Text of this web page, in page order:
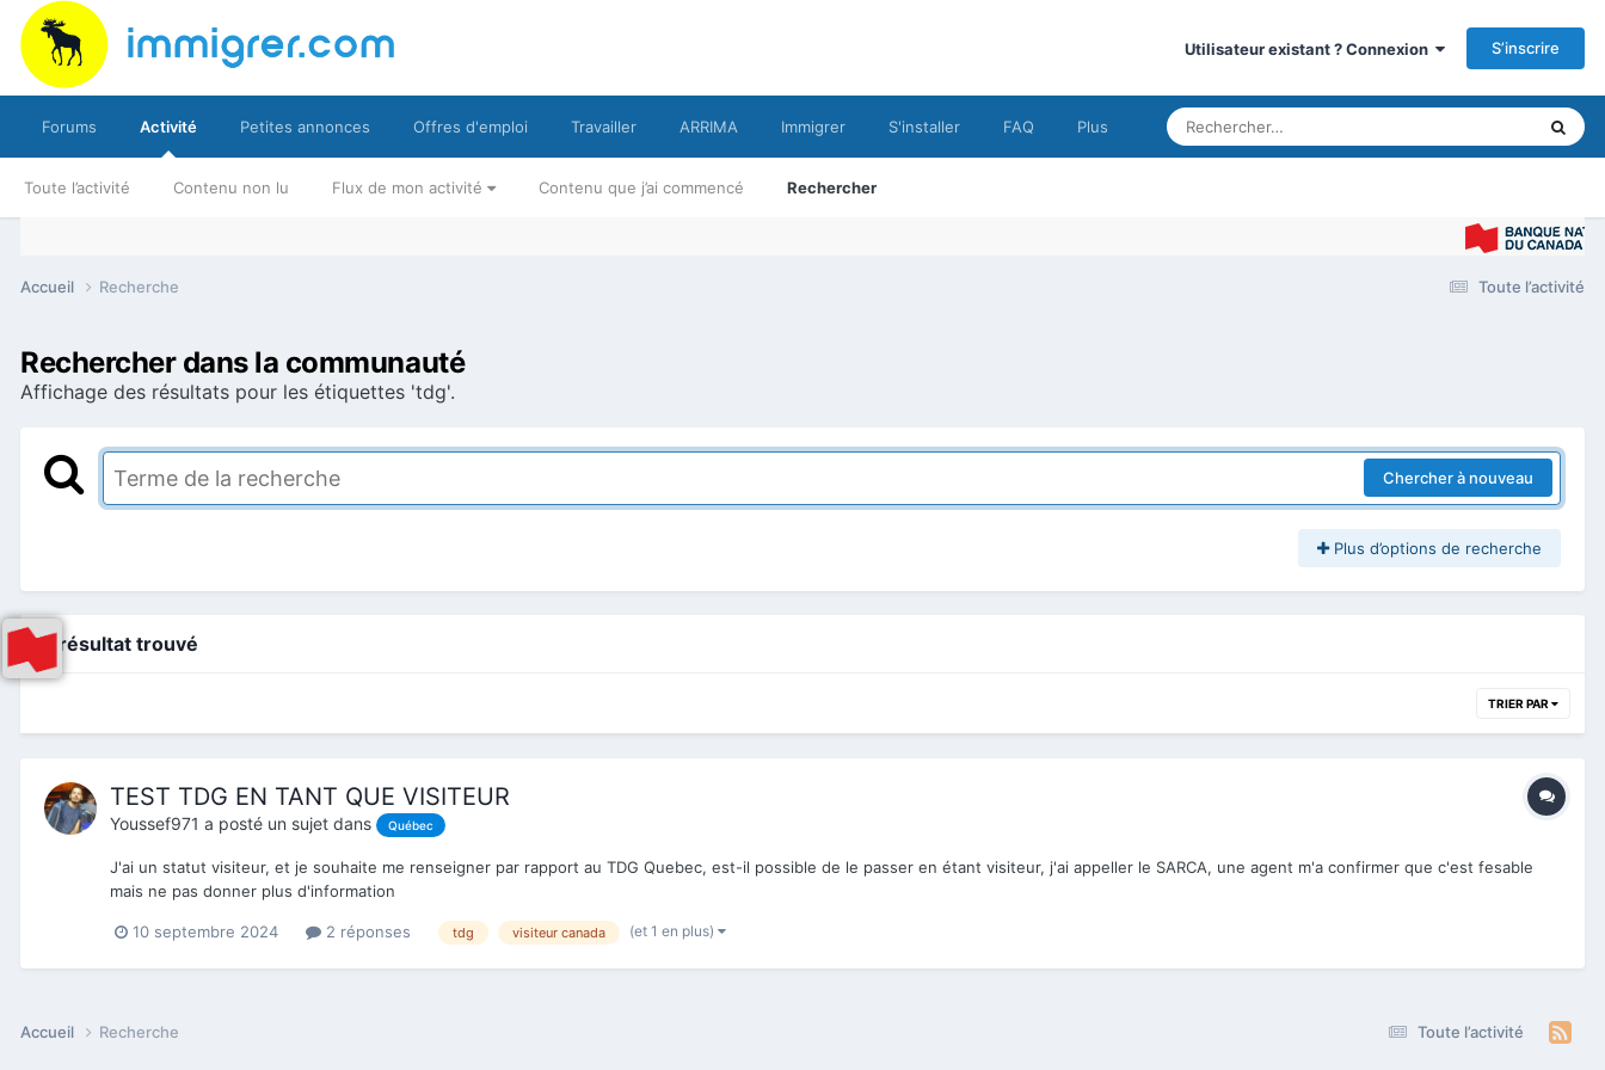
Utilisateur existant ? Connexion S’inscrire
Forums Activité
Toute l’activité Contenu non lu Flux de mon activité Contenu que j’ai commencé Rechercher
Petites annonces Offres d'emploi Travailler ARRIMA Immigrer S'installer FAQ Plus
Toute l’activité
Accueil Recherche
Rechercher dans la communauté
Affichage des résultats pour les étiquettes 'tdg'.
Chercher à nouveau
Plus d’options de recherche
1 résultat trouvé
TRIER PAR
TEST TDG EN TANT QUE VISITEUR
Youssef971 a posté un sujet dans Québec
J'ai un statut visiteur, et je souhaite me renseigner par rapport au TDG Quebec, est-il possible de le passer en étant visiteur, j'ai appeller le SARCA, une agent m'a confirmer que c'est fesable
mais ne pas donner plus d'information
10 septembre 2024 2 réponses tdg visiteur canada (et 1 en plus)
Toute l’activité
Accueil Recherche